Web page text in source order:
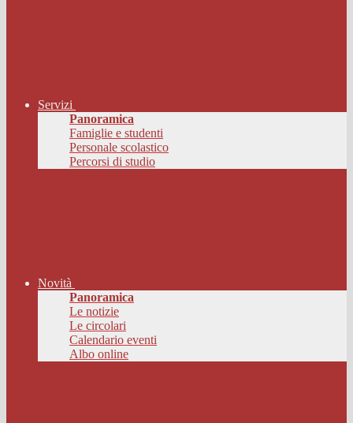
Servizi
Panoramica
Famiglie e studenti
Personale scolastico
Percorsi di studio
Novità
Panoramica
Le notizie
Le circolari
Calendario eventi
Albo online